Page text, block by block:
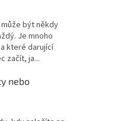
být někdy
Je mnoho
které darující
začít, ja...
nebo